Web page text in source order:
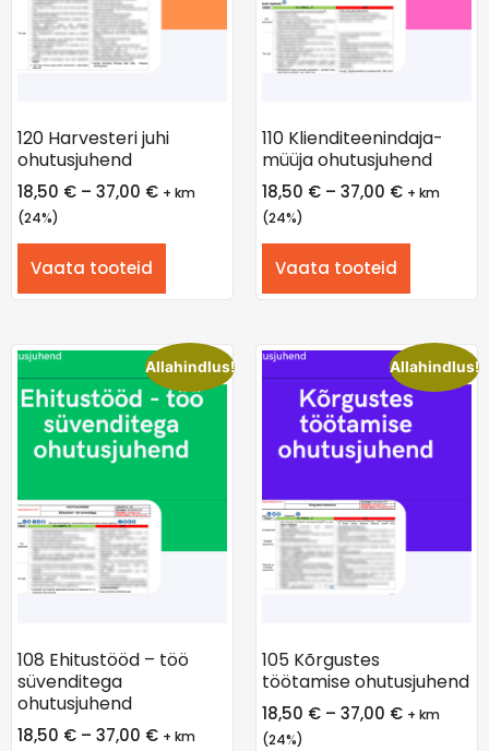
120 Harvesteri juhi
ohutusjuhend
18,50 € – 37,00 € + km
(24%)
Vaata tooteid
110 Klienditeenindaja-
müüja ohutusjuhend
18,50 € – 37,00 € + km
(24%)
Vaata tooteid
Allahindlus!
108 Ehitustööd – töö
süvenditega
ohutusjuhend
18,50 € – 37,00 € + km
Allahindlus!
105 Kõrgustes
töötamise ohutusjuhend
18,50 € – 37,00 € + km
(24%)